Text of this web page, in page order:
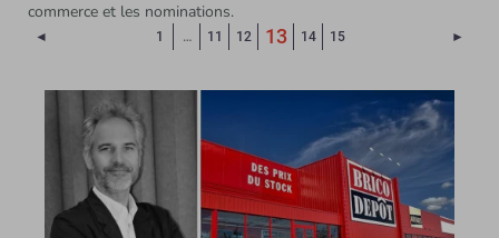
commerce et les nominations.
◄ 1 … 11 12 13 (Page courante)
14 15 ►